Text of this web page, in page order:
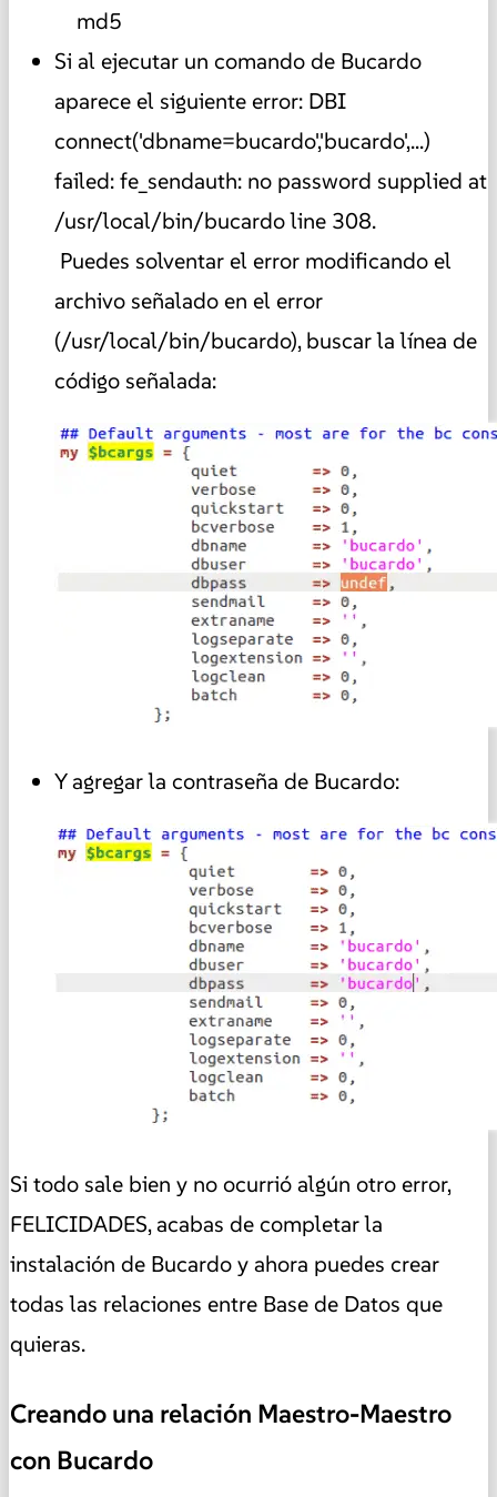
md5
Si al ejecutar un comando de Bucardo
aparece el siguiente error: DBI
connect('dbname=bucardo','bucardo',...)
failed: fe_sendauth: no password supplied at
/usr/local/bin/bucardo line 308.
Puedes solventar el error modificando el
archivo señalado en el error
(/usr/local/bin/bucardo), buscar la línea de
código señalada:
Y agregar la contraseña de Bucardo:
Si todo sale bien y no ocurrió algún otro error,
FELICIDADES, acabas de completar la
instalación de Bucardo y ahora puedes crear
todas las relaciones entre Base de Datos que
quieras.
Creando una relación Maestro-Maestro
con Bucardo